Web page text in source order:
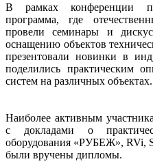
В рамках конференции
программа, где
провели семинары и
оснащению объектов
презентовали новинки в
поделились практическим
систем на различных объектах.
Наиболее активным
с докладами о
оборудования «РУБЕЖ», RVi,
были вручены дипломы.